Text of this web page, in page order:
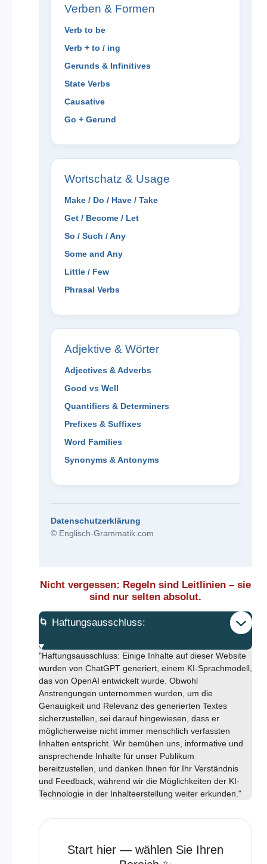
Verben & Formen
Verb to be
Verb + to / ing
Gerunds & Infinitives
State Verbs
Causative
Go + Gerund
Wortschatz & Usage
Make / Do / Have / Take
Get / Become / Let
So / Such / Any
Some and Any
Little / Few
Phrasal Verbs
Adjektive & Wörter
Adjectives & Adverbs
Good vs Well
Quantifiers & Determiners
Prefixes & Suffixes
Word Families
Synonyms & Antonyms
Datenschutzerklärung
© Englisch-Grammatik.com
Nicht vergessen: Regeln sind Leitlinien – sie
sind nur selten absolut.
🌀 Haftungsausschluss:
"Haftungsausschluss: Einige Inhalte auf dieser Website
wurden von ChatGPT generiert, einem KI-Sprachmodell,
das von OpenAI entwickelt wurde. Obwohl
Anstrengungen unternommen wurden, um die
Genauigkeit und Relevanz des generierten Textes
sicherzustellen, sei darauf hingewiesen, dass er
möglicherweise nicht immer menschlich verfassten
Inhalten entspricht. Wir bemühen uns, informative und
ansprechende Inhalte für unser Publikum
bereitzustellen, und danken Ihnen für Ihr Verständnis
und Feedback, während wir die Möglichkeiten der KI-
Technologie in der Inhalteerstellung weiter erkunden."
Start hier — wählen Sie Ihren